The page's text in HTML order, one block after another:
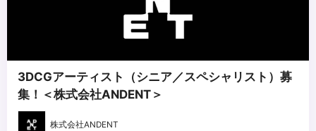
3DCGアーティスト（シニア／スペシャリスト）募
集！＜株式会社ANDENT＞
株式会社ANDENT